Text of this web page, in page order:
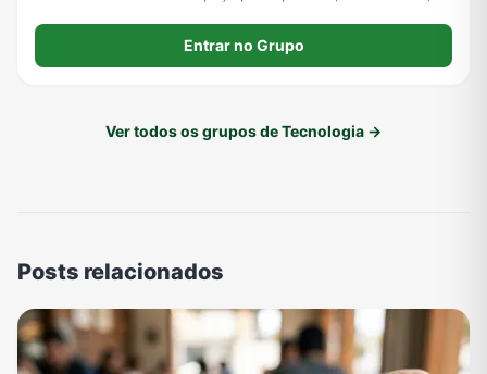
programadores. Grupo ativo: membros inativos podem ser
removidos. ⚔️💻
Entrar no Grupo
Ver todos os grupos de Tecnologia →
Posts relacionados